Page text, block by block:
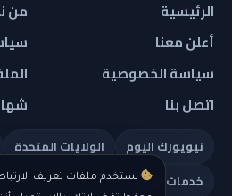
نستخدم ملفات تعريف
الرئيسية
من
أعلن معنا
سياسة الخصوصية
اتصل بنا
نيويورك اليوم الولايات المتحدة
خدمات تهمك